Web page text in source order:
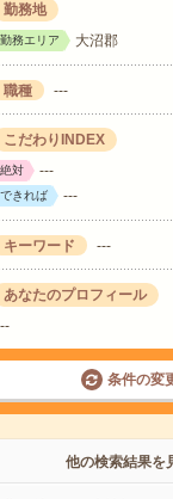
勤務地
勤務エリア 大沼郡
職種 ---
こだわりINDEX
絶対 ---
できれば ---
キーワード ---
あなたのプロフィール
条件の変
他の検索結果を